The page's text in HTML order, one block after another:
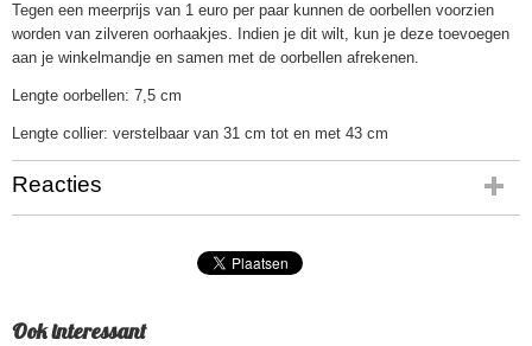
Tegen een meerprijs van 1 euro per paar kunnen de oorbellen voorzien
worden van zilveren oorhaakjes. Indien je dit wilt, kun je deze toevoegen
aan je winkelmandje en samen met de oorbellen afrekenen.
Lengte oorbellen: 7,5 cm
Lengte collier: verstelbaar van 31 cm tot en met 43 cm
Reacties
Ook interessant